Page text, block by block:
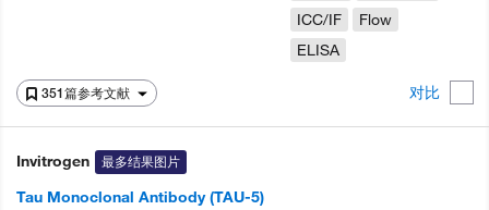
351篇参考文献 对比
ICC/IF
Flow
ELISA
Invitrogen 最多结果图片
Tau Monoclonal Antibody (TAU-5)